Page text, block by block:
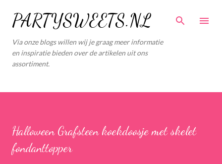
Doorgaan naar hoofdcontent
PARTYSWEETS.NL
Via onze blogs willen wij je graag meer informatie
en inspiratie bieden over de artikelen uit ons
assortiment.
Halloween Grafsteen koekdoosje met skelet
fondanttopper